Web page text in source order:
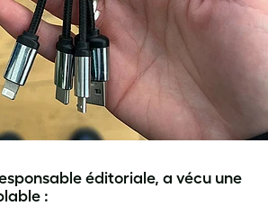
éditoriale, a vécu une
: